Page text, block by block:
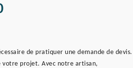
de pratiquer une demande de devis.
votre projet. Avec notre artisan,